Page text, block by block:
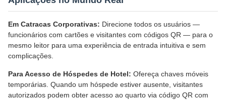
Em Catracas Corporativas: Direcione todos os usuários —
funcionários com cartões e visitantes com códigos QR — para o
mesmo leitor para uma experiência de entrada intuitiva e sem
complicações.
Para Acesso de Hóspedes de Hotel: Ofereça chaves móveis
temporárias. Quando um hóspede estiver ausente, visitantes
autorizados podem obter acesso ao quarto via código QR com